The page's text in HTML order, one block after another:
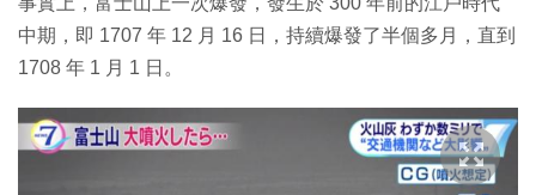
中期，即 1707 年 12 月 16 日，持續爆發了半個多月，直到
1708 年 1 月 1 日。